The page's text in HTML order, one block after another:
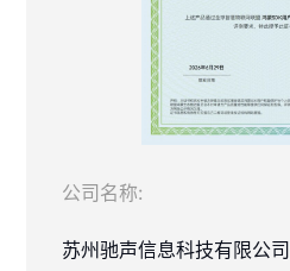
公司名称:
苏州驰声信息科技有限公司